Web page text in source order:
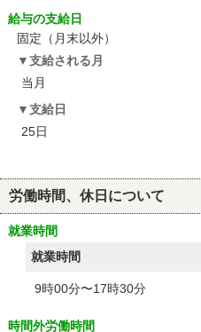
給与の支給日
固定（月末以外）
支給される月
当月
支給日
25日
労働時間、休日について
就業時間
就業時間
9時00分〜17時30分
時間外労働時間